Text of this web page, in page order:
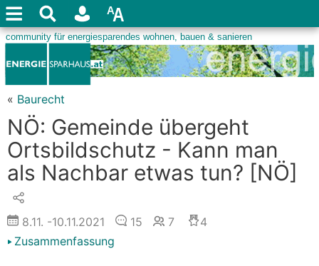
« Baurecht
NÖ: Gemeinde übergeht
Ortsbildschutz - Kann man
als Nachbar etwas tun? [NÖ]
8.11. -10.11.2021 15 7
4
Zusammenfassung